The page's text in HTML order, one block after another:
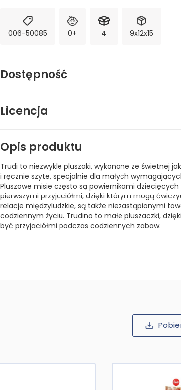
006-50085 0+ 4 9x12x15
Dostępność
Licencja
Opis produktu
Trudi to niezwykle pluszaki, wykonane ze świetnej
i ręcznie szyte, specjalnie dla małych
Pluszowe misie często są powiernikami dziecięcych
pierwszymi przyjaciółmi, dzięki którym mogą
relacje międzyludzkie, są także niezastąpionymi
codziennym życiu. Trudino to małe pluszaczki,
być przyjaciółmi podczas codziennych zabaw.